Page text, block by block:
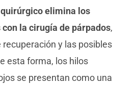
elimina los
la cirugía de párpados,
y las posibles
esta forma, los hilos
se presentan como una